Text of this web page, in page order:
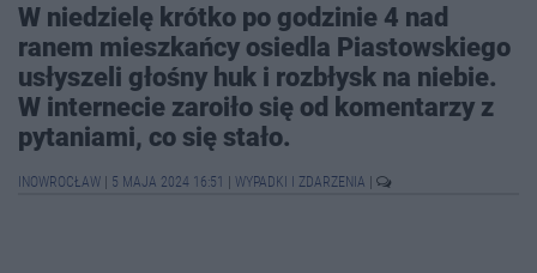
W niedzielę krótko po godzinie 4 nad
ranem mieszkańcy osiedla Piastowskiego
usłyszeli głośny huk i rozbłysk na niebie.
W internecie zaroiło się od komentarzy z
pytaniami, co się stało.
INOWROCŁAW 5 MAJA 2024 16:51 WYPADKI I ZDARZENIA